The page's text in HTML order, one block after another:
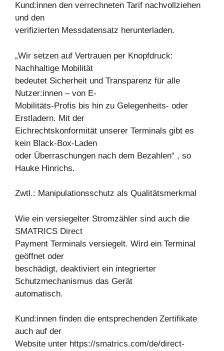
Kund:innen den verrechneten Tarif nachvollziehen
und den
verifizierten Messdatensatz herunterladen.
„Wir setzen auf Vertrauen per Knopfdruck:
Nachhaltige Mobilität
bedeutet Sicherheit und Transparenz für alle
Nutzer:innen – von E-
Mobilitäts-Profis bis hin zu Gelegenheits- oder
Erstladern. Mit der
Eichrechtskonformität unserer Terminals gibt es
kein Black-Box-Laden
oder Überraschungen nach dem Bezahlen“ , so
Hauke Hinrichs.
Zwtl.: Manipulationsschutz als Qualitätsmerkmal
Wie ein versiegelter Stromzähler sind auch die
SMATRICS Direct
Payment Terminals versiegelt. Wird ein Terminal
geöffnet oder
beschädigt, deaktiviert ein integrierter
Schutzmechanismus das Gerät
automatisch.
Kund:innen finden die entsprechenden Zertifikate
auch auf der
Website unter https://smatrics.com/de/direct-